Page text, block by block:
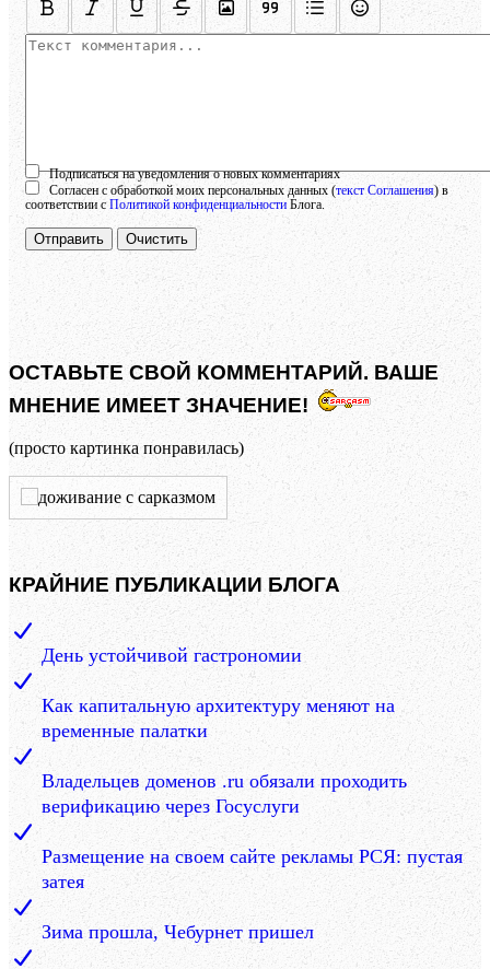
Подписаться на уведомления о новых комментариях
Согласен с обработкой моих персональных данных (текст Соглашения) в
соответствии с Политикой конфиденциальности Блога.
Отправить Очистить
ОСТАВЬТЕ СВОЙ КОММЕНТАРИЙ. ВАШЕ
МНЕНИЕ ИМЕЕТ ЗНАЧЕНИЕ!
(просто картинка понравилась)
КРАЙНИЕ ПУБЛИКАЦИИ БЛОГА
День устойчивой гастрономии
Как капитальную архитектуру меняют на
временные палатки
Владельцев доменов .ru обязали проходить
верификацию через Госуслуги
Размещение на своем сайте рекламы РСЯ: пустая
затея
Зима прошла, Чебурнет пришел